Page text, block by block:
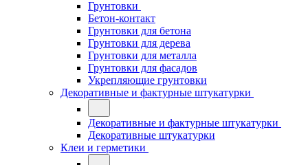
Грунтовки
Бетон-контакт
Грунтовки для бетона
Грунтовки для дерева
Грунтовки для металла
Грунтовки для фасадов
Укрепляющие грунтовки
Декоративные и фактурные штукатурки
Декоративные и фактурные штукатурки
Декоративные штукатурки
Клеи и герметики